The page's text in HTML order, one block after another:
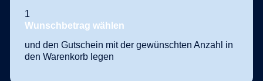
1
Wunschbetrag wählen
und den Gutschein mit der gewünschten Anzahl in
den Warenkorb legen